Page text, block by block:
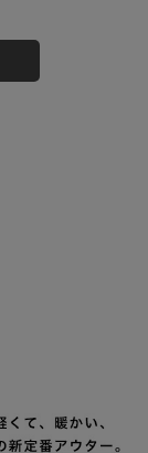
75% フェザー
うにコストダウ
ます。
りいたしてお